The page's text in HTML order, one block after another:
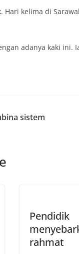
kelima di
adanya kaki ini.
sistem
Pendidik
rahmat